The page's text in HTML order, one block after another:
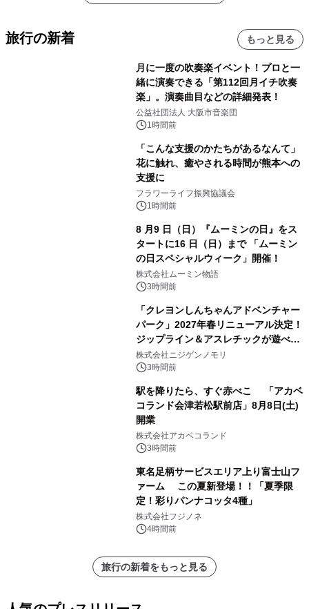
旅行の新着 もっと見る
月に一度の吹奏楽イベント！プロと一
緒に演奏できる「第112回月イチ吹奏
楽」。演奏曲目などの詳細発表！
公益社団法人 大阪市音楽団
1時間前
「こんな支援のかたちがあるなんて」
花に触れ、癒やされる時間が熊本への
支援に
フラワーライフ振興協議会
1時間前
8 月9 日（日）『ムーミンの日』をス
タートに16 日（日）まで 「ムーミン
の日スペシャルウィーク」開催！
株式会社ムーミン物語
3時間前
「クレヨンしんちゃんアドベンチャー
パーク」2027年春リニューアル決定！
ジップライン＆アスレチックが遊べる
のは今年が最後！ 「ラスト！ドキがム
ネムネ～大作戦！」始動
株式会社ニジゲンノモリ
3時間前
駅を降りたら、すぐ赤べこ 「アカベ
コランド会津若松駅前店」8月8日(土)
開業
株式会社アカベコランド
3時間前
東名足柄サービスエリア上り富士山フ
ァーム この夏新登場！！「夏季限
定！彩りパンナコッタ4種」
株式会社フジノネ
4時間前
旅行の新着をもっと見る